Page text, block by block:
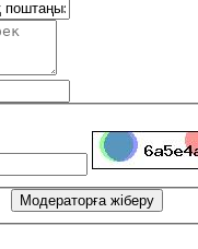
Модераторға жіберу